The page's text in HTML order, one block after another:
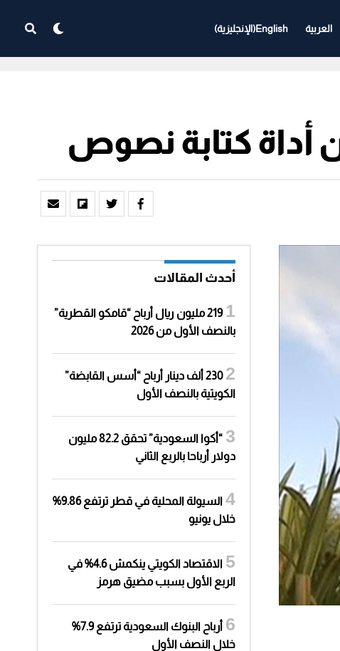
العربية English
(الإنجليزية)
أداة كتابة نصوص
أحدث المقالات
219 مليون ريال أرباح “قامكو القطرية”
بالنصف الأول من 2026
230 ألف دينار أرباح “أسس القابضة”
الكويتية بالنصف الأول
“أكوا السعودية” تحقق 82.2 مليون
دولار أرباحا بالربع الثاني
السيولة المحلية في قطر ترتفع 9.86%
خلال يونيو
الاقتصاد الكويتي ينكمش 4.6% في
الربع الأول بسبب مضيق هرمز
أرباح البنوك السعودية ترتفع 7.9%
خلال النصف الأول